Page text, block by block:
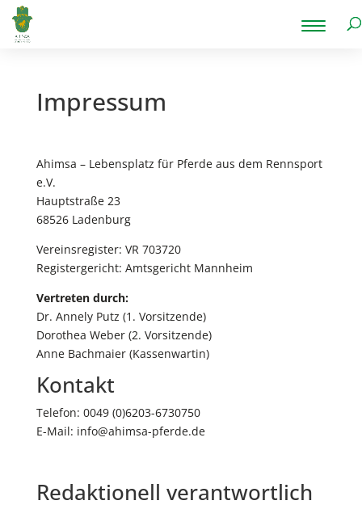
Impressum
Ahimsa – Lebensplatz für Pferde aus dem Rennsport
e.V.
Hauptstraße 23
68526 Ladenburg
Vereinsregister: VR 703720
Registergericht: Amtsgericht Mannheim
Vertreten durch:
Dr. Annely Putz (1. Vorsitzende)
Dorothea Weber (2. Vorsitzende)
Anne Bachmaier (Kassenwartin)
Kontakt
Telefon: 0049 (0)6203-6730750
E-Mail: info@ahimsa-pferde.de
Redaktionell verantwortlich